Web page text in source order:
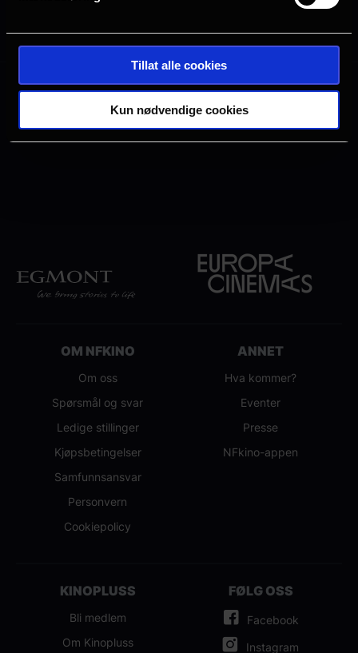
Tillat alle cookies
Kun nødvendige cookies
Velg hva du vil se
OM NFKINO
Om oss
Spørsmål og svar
Ledige stillinger
Kjøpsbetingelser
Samfunnsansvar
Personvern
Cookiepolicy
ANNET
Hva kommer?
Eventer
Presse
NFkino-appen
KINOPLUSS
Bli medlem
Om Kinopluss
FØLG OSS
Facebook
Instagram